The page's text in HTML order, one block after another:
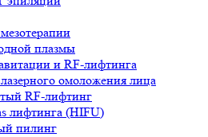
плазмы
и RF-лифтинга
омоложения лица
RF-лифтинг
лифтинга (HIFU)
пилинг